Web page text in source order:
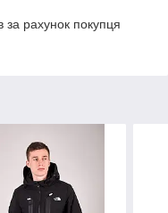
рахунок покупця